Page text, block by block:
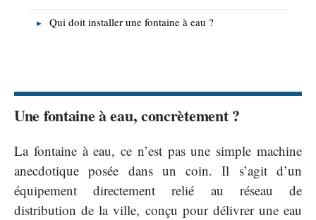
Qui doit installer une fontaine à eau ?
Une fontaine à eau, concrètement ?
La fontaine à eau, ce n’est pas une simple machine
anecdotique posée dans un coin. Il s’agit d’un
équipement directement relié au réseau de
distribution de la ville, conçu pour délivrer une eau